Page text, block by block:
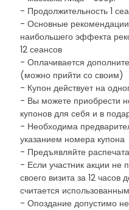
- Продолжительность 1
- Основные
наибольшего эффекта
12 сеансов
- Оплачивается
(можно прийти со своим)
- Купон действует на
- Вы можете приобрести
купонов для себя и в
- Необходима
указанием номера купона
- Предъявляйте
- Если участник акции не
своего визита за 12 часов
считается использованным
- Опоздание допустимо